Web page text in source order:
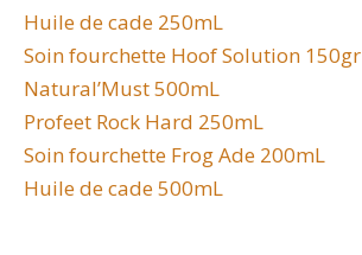
Huile de cade 250mL
Soin fourchette Hoof Solution 150gr
Natural’Must 500mL
Profeet Rock Hard 250mL
Soin fourchette Frog Ade 200mL
Huile de cade 500mL